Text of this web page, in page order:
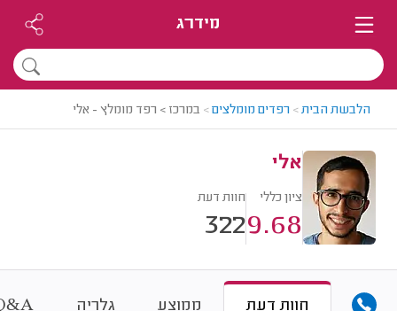
מידרג
הלבשת הבית> רפדים מומלצים> במרכז > רפד מומלץ - אלי
אלי
ציון כללי
9.68
חוות דעת
322
חוות דעת ממוצע גלריה &A